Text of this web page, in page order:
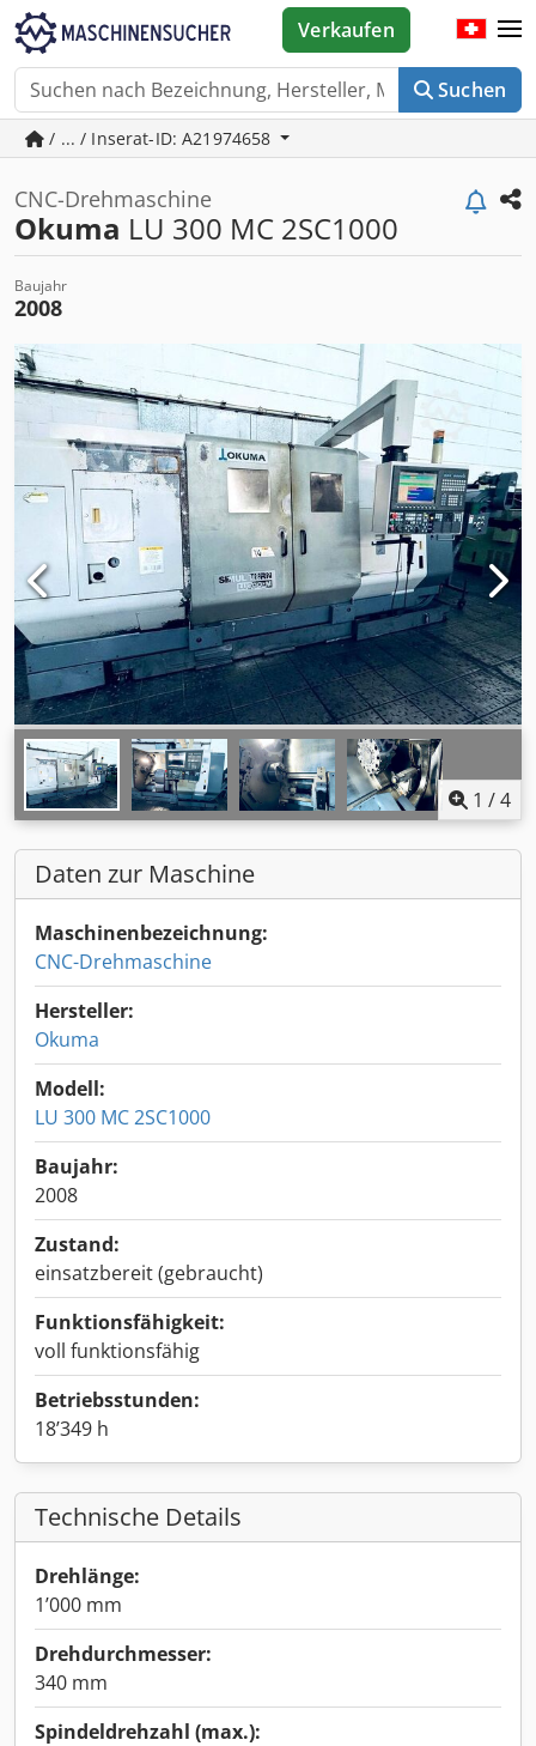
Suchen
Verkaufen
/ ... / Inserat-ID: A21974658
CNC-Drehmaschine
Okuma LU 300 MC 2SC1000
Baujahr
2008
1 /4
Daten zur Maschine
Maschinenbezeichnung:
CNC-Drehmaschine
Hersteller:
Okuma
Modell:
LU 300 MC 2SC1000
Baujahr:
2008
Zustand:
einsatzbereit (gebraucht)
Funktionsfähigkeit:
voll funktionsfähig
Betriebsstunden:
18’349 h
Technische Details
Drehlänge:
1’000 mm
Drehdurchmesser:
340 mm
Spindeldrehzahl (max.):